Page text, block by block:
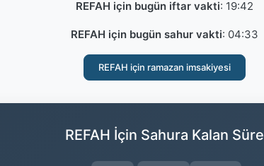
REFAH için bugün iftar vakti: 19:42
REFAH için bugün sahur vakti: 04:33
REFAH için ramazan imsakiyesi
REFAH İçin Sahura Kalan Süre